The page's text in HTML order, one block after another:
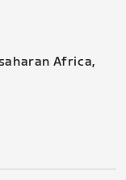
Africa,